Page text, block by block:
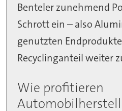
Benteler zunehmend
Schrott ein – also
genutzten
Recyclinganteil weiter
Wie profitieren